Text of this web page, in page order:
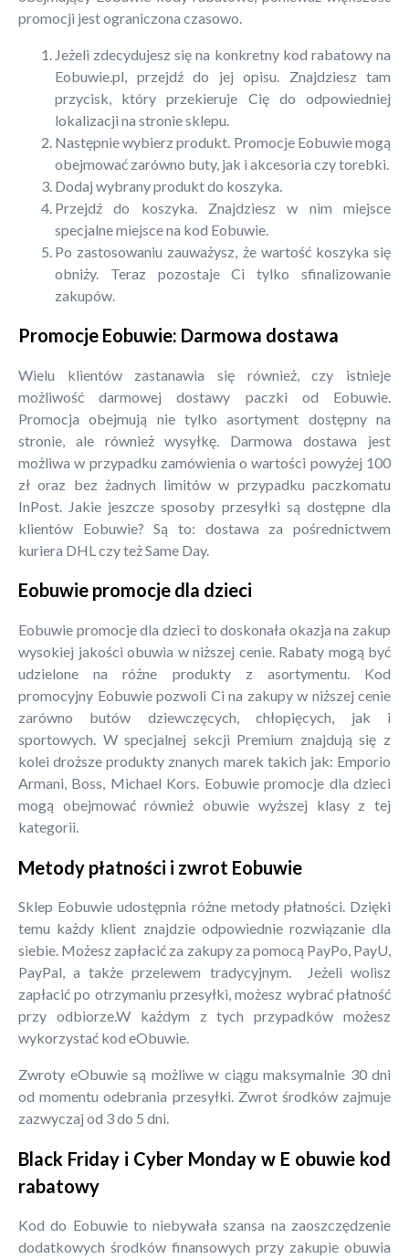
promocji jest ograniczona czasowo.
Jeżeli zdecydujesz się na konkretny kod rabatowy na
Eobuwie.pl, przejdź do jej opisu. Znajdziesz tam
przycisk, który przekieruje Cię do odpowiedniej
lokalizacji na stronie sklepu.
Następnie wybierz produkt. Promocje Eobuwie mogą
obejmować zarówno buty, jak i akcesoria czy torebki.
Dodaj wybrany produkt do koszyka.
Przejdź do koszyka. Znajdziesz w nim miejsce
specjalne miejsce na kod Eobuwie.
Po zastosowaniu zauważysz, że wartość koszyka się
obniży. Teraz pozostaje Ci tylko sfinalizowanie
zakupów.
Promocje Eobuwie: Darmowa dostawa
Wielu klientów zastanawia się również, czy istnieje
możliwość darmowej dostawy paczki od Eobuwie.
Promocja obejmują nie tylko asortyment dostępny na
stronie, ale również wysyłkę. Darmowa dostawa jest
możliwa w przypadku zamówienia o wartości powyżej 100
zł oraz bez żadnych limitów w przypadku paczkomatu
InPost. Jakie jeszcze sposoby przesyłki są dostępne dla
klientów Eobuwie? Są to: dostawa za pośrednictwem
kuriera DHL czy też Same Day.
Eobuwie promocje dla dzieci
Eobuwie promocje dla dzieci to doskonała okazja na zakup
wysokiej jakości obuwia w niższej cenie. Rabaty mogą być
udzielone na różne produkty z asortymentu. Kod
promocyjny Eobuwie pozwoli Ci na zakupy w niższej cenie
zarówno butów dziewczęcych, chłopięcych, jak i
sportowych. W specjalnej sekcji Premium znajdują się z
kolei droższe produkty znanych marek takich jak: Emporio
Armani, Boss, Michael Kors. Eobuwie promocje dla dzieci
mogą obejmować również obuwie wyższej klasy z tej
kategorii.
Metody płatności i zwrot Eobuwie
Sklep Eobuwie udostępnia różne metody płatności. Dzięki
temu każdy klient znajdzie odpowiednie rozwiązanie dla
siebie. Możesz zapłacić za zakupy za pomocą PayPo, PayU,
PayPal, a także przelewem tradycyjnym. Jeżeli wolisz
zapłacić po otrzymaniu przesyłki, możesz wybrać płatność
przy odbiorze.W każdym z tych przypadków możesz
wykorzystać kod eObuwie.
Zwroty eObuwie są możliwe w ciągu maksymalnie 30 dni
od momentu odebrania przesyłki. Zwrot środków zajmuje
zazwyczaj od 3 do 5 dni.
Black Friday i Cyber Monday w E obuwie kod
rabatowy
Kod do Eobuwie to niebywała szansa na zaoszczędzenie
dodatkowych środków finansowych przy zakupie obuwia